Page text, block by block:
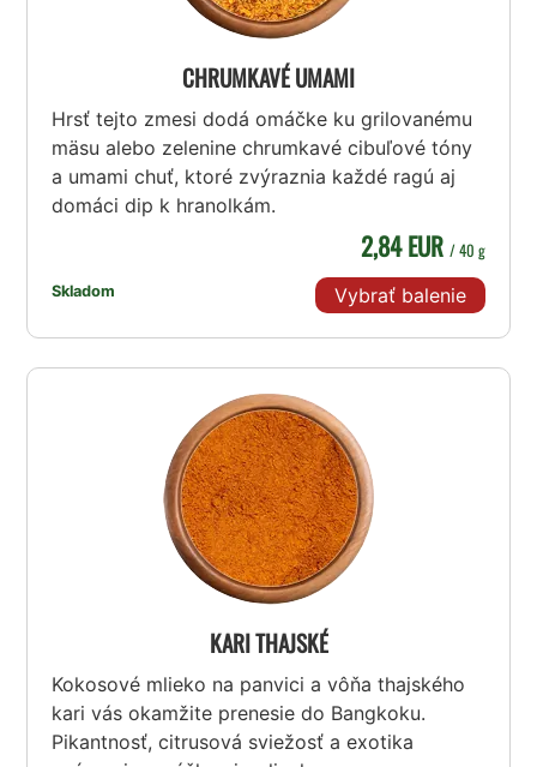
CHRUMKAVÉ UMAMI
Hrsť tejto zmesi dodá omáčke ku grilovanému
mäsu alebo zelenine chrumkavé cibuľové tóny
a umami chuť, ktoré zvýraznia každé ragú aj
domáci dip k hranolkám.
Skladom
2,84 EUR / 40 g
Vybrať balenie
KARI THAJSKÉ
Kokosové mlieko na panvici a vôňa thajského
kari vás okamžite prenesie do Bangkoku.
Pikantnosť, citrusová sviežosť a exotika